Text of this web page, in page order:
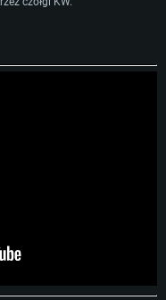
wsparciem Vulkan